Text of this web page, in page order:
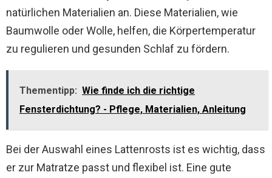
natürlichen Materialien an. Diese Materialien, wie
Baumwolle oder Wolle, helfen, die Körpertemperatur
zu regulieren und gesunden Schlaf zu fördern.
Thementipp: Wie finde ich die richtige
Fensterdichtung? - Pflege, Materialien, Anleitung
Bei der Auswahl eines Lattenrosts ist es wichtig, dass
er zur Matratze passt und flexibel ist. Eine gute